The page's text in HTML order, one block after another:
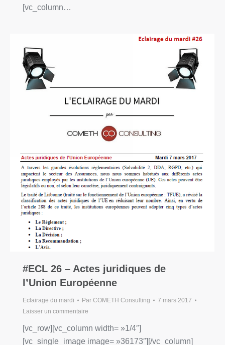
[vc_column…
#ECL 26 – Actes juridiques de
l’Union Européenne
Eclairage du mardi Par COMETH Consulting
7 mars 2017
Laisser un commentaire
[vc_row][vc_column width= »1/4″]
[vc_single_image image= »36173″][/vc_column]